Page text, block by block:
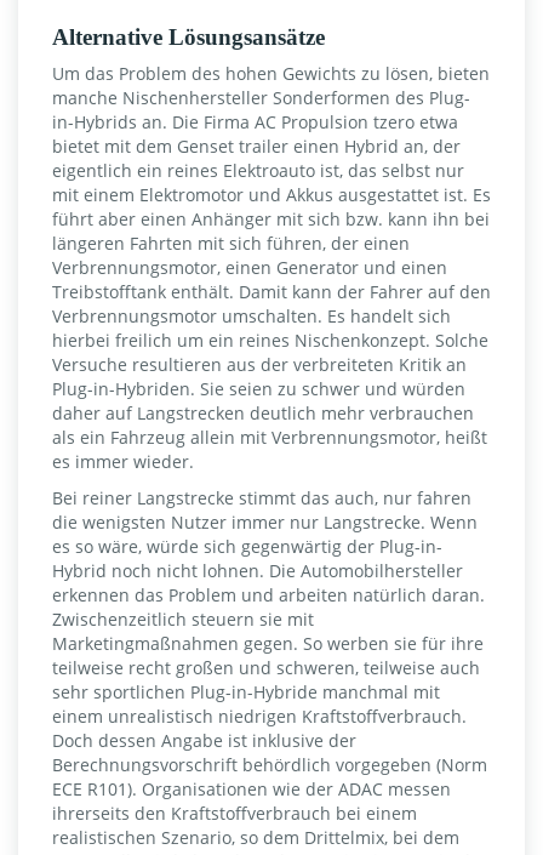
Alternative Lösungsansätze
Um das Problem des hohen Gewichts zu lösen, bieten
manche Nischenhersteller Sonderformen des Plug-
in-Hybrids an. Die Firma AC Propulsion tzero etwa
bietet mit dem Genset trailer einen Hybrid an, der
eigentlich ein reines Elektroauto ist, das selbst nur
mit einem Elektromotor und Akkus ausgestattet ist. Es
führt aber einen Anhänger mit sich bzw. kann ihn bei
längeren Fahrten mit sich führen, der einen
Verbrennungsmotor, einen Generator und einen
Treibstofftank enthält. Damit kann der Fahrer auf den
Verbrennungsmotor umschalten. Es handelt sich
hierbei freilich um ein reines Nischenkonzept. Solche
Versuche resultieren aus der verbreiteten Kritik an
Plug-in-Hybriden. Sie seien zu schwer und würden
daher auf Langstrecken deutlich mehr verbrauchen
als ein Fahrzeug allein mit Verbrennungsmotor, heißt
es immer wieder.
Bei reiner Langstrecke stimmt das auch, nur fahren
die wenigsten Nutzer immer nur Langstrecke. Wenn
es so wäre, würde sich gegenwärtig der Plug-in-
Hybrid noch nicht lohnen. Die Automobilhersteller
erkennen das Problem und arbeiten natürlich daran.
Zwischenzeitlich steuern sie mit
Marketingmaßnahmen gegen. So werben sie für ihre
teilweise recht großen und schweren, teilweise auch
sehr sportlichen Plug-in-Hybride manchmal mit
einem unrealistisch niedrigen Kraftstoffverbrauch.
Doch dessen Angabe ist inklusive der
Berechnungsvorschrift behördlich vorgegeben (Norm
ECE R101). Organisationen wie der ADAC messen
ihrerseits den Kraftstoffverbrauch bei einem
realistischen Szenario, so dem Drittelmix, bei dem